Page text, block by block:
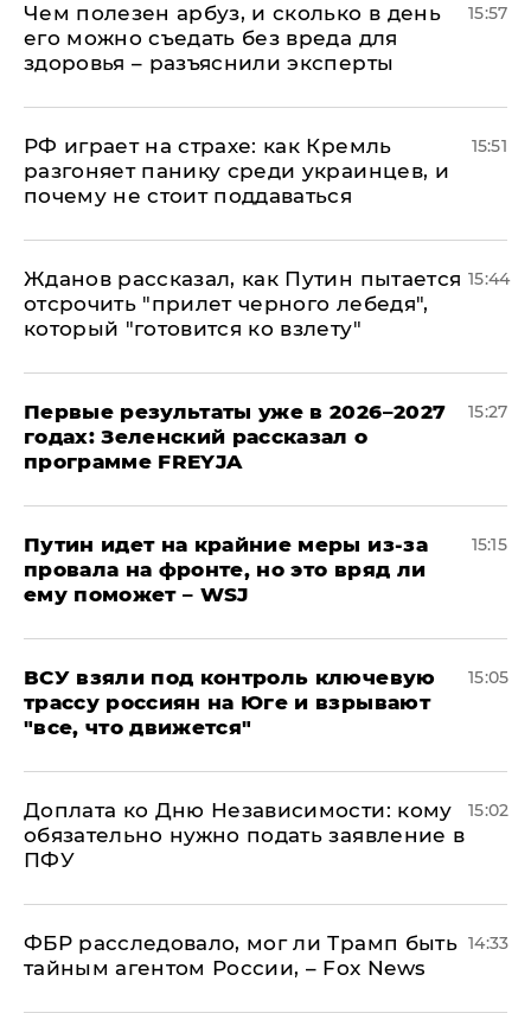
Чем полезен арбуз, и сколько в день
его можно съедать без вреда для
здоровья – разъяснили эксперты
15:57
РФ играет на страхе: как Кремль
разгоняет панику среди украинцев, и
почему не стоит поддаваться
15:51
Жданов рассказал, как Путин пытается
отсрочить "прилет черного лебедя",
который "готовится ко взлету"
15:44
Первые результаты уже в 2026–2027
годах: Зеленский рассказал о
программе FREYJA
15:27
Путин идет на крайние меры из-за
провала на фронте, но это вряд ли
ему поможет – WSJ
15:15
ВСУ взяли под контроль ключевую
трассу россиян на Юге и взрывают
"все, что движется"
15:05
Доплата ко Дню Независимости: кому
обязательно нужно подать заявление в
ПФУ
15:02
ФБР расследовало, мог ли Трамп быть
тайным агентом России, – Fox News
14:33